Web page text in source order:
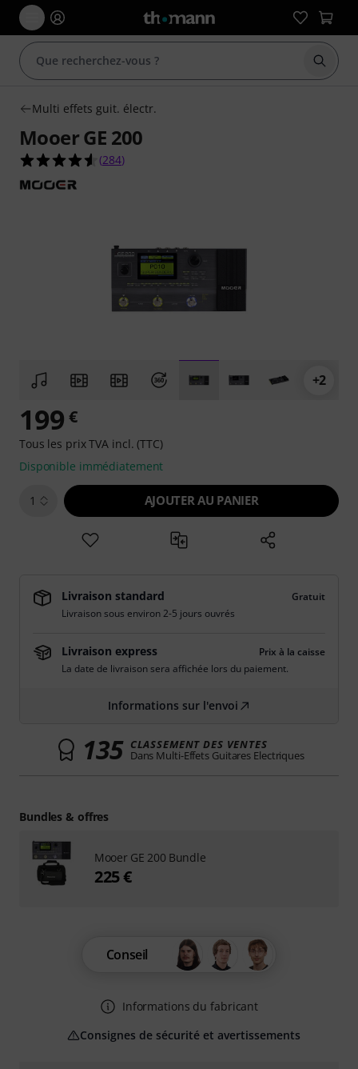
Multi effets guit. électr.
Mooer GE 200
4.5 étoiles sur 5 d'après 284 évaluations clients
(284)
+2
199 €
Tous les prix TVA incl. (TTC)
Disponible immédiatement
1 AJOUTER AU PANIER
Livraison standard
Gratuit
Livraison sous environ 2-5 jours ouvrés
Livraison express
Prix à la caisse
La date de livraison sera affichée lors du paiement.
Informations sur l'envoi
135 CLASSEMENT DES VENTES
Dans Multi-Effets Guitares Electriques
Conseil
Informations du fabricant
Consignes de sécurité et avertissements
Bundles & offres
Mooer GE 200 Bundle
225 €